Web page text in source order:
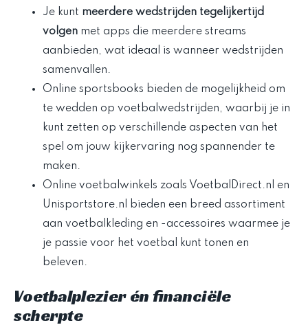
Je kunt meerdere wedstrijden tegelijkertijd
volgen met apps die meerdere streams
aanbieden, wat ideaal is wanneer wedstrijden
samenvallen.
Online sportsbooks bieden de mogelijkheid om
te wedden op voetbalwedstrijden, waarbij je in
kunt zetten op verschillende aspecten van het
spel om jouw kijkervaring nog spannender te
maken.
Online voetbalwinkels zoals VoetbalDirect.nl en
Unisportstore.nl bieden een breed assortiment
aan voetbalkleding en -accessoires waarmee je
je passie voor het voetbal kunt tonen en
beleven.
Voetbalplezier én financiële
scherpte